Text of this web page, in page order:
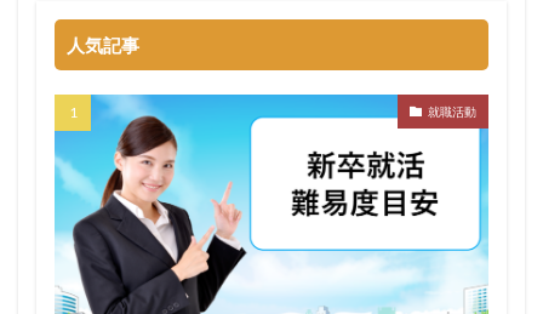
人気記事
就職活動
初めて
性格診断アプリ
情報系学部
会社辞めたい
若者
誰でも受かる業界
評判
見分け方
裁量権
落ちてから
自己分析ツール 身バレ
自己分析
自己PR動画
職種 職務経歴書
職サークル
締切
第二新卒とは
第二新卒エージェントneo
第二新卒
超優良企業 種類
長所